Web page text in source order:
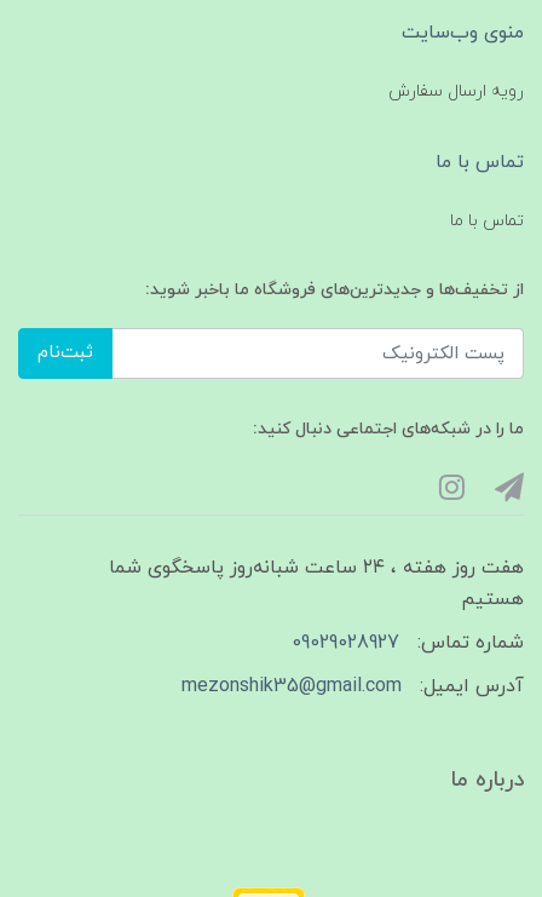
منوی وب‌سایت
رویه ارسال سفارش
تماس با ما
تماس با ما
از تخفیف‌ها و جدیدترین‌های فروشگاه ما باخبر شوید:
ثبت‌نام
ما را در شبکه‌های اجتماعی دنبال کنید:
هفت روز هفته ، ۲۴ ساعت شبانه‌روز پاسخگوی شما
هستیم
شماره تماس:
09029028927
آدرس ایمیل:
mezonshik35@gmail.com
درباره ما